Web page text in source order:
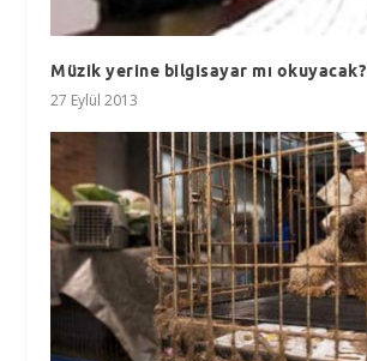
Müzik yerine bilgisayar mı okuyacak?
27 Eylül 2013